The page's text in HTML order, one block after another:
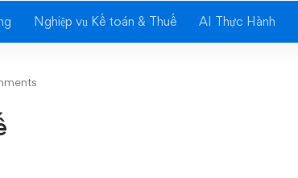
Nghiệp vụ Kế toán & Thuế AI Thực Hành